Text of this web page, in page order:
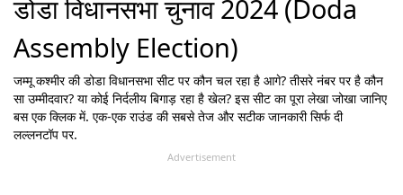
डोडा विधानसभा चुनाव 2024 (Doda
Assembly Election)
जम्मू कश्मीरकी डोडाविधानसभा सीट पर कौन चल रहा है आगे? तीसरे नंबर पर है कौन
सा उम्मीदवार? या कोई निर्दलीय बिगाड़ रहा है खेल? इस सीट का पूरा लेखा जोखा जानिए
बस एक क्लिक में. एक-एक राउंड की सबसे तेज और सटीक जानकारी सिर्फ दी
लल्लनटॉप पर.
Advertisement